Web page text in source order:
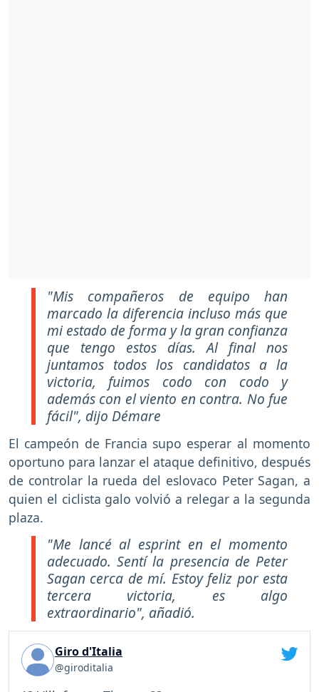
"Mis compañeros de equipo han
marcado la diferencia incluso más que
mi estado de forma y la gran confianza
que tengo estos días. Al final nos
juntamos todos los candidatos a la
victoria, fuimos codo con codo y
además con el viento en contra. No fue
fácil", dijo Démare
El campeón de Francia supo esperar al momento
oportuno para lanzar el ataque definitivo, después
de controlar la rueda del eslovaco Peter Sagan, a
quien el ciclista galo volvió a relegar a la segunda
plaza.
"Me lancé al esprint en el momento
adecuado. Sentí la presencia de Peter
Sagan cerca de mí. Estoy feliz por esta
tercera victoria, es algo
extraordinario", añadió.
Giro d'Italia
@giroditalia